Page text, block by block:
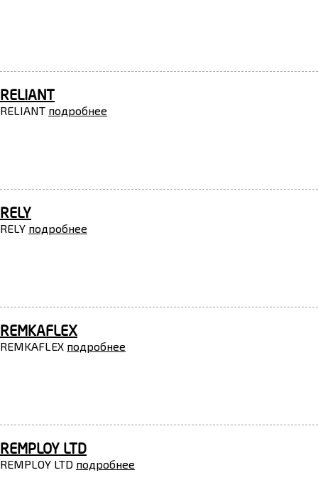
RELIANT
RELIANT подробнее
RELY
RELY подробнее
REMKAFLEX
REMKAFLEX подробнее
REMPLOY LTD
REMPLOY LTD подробнее